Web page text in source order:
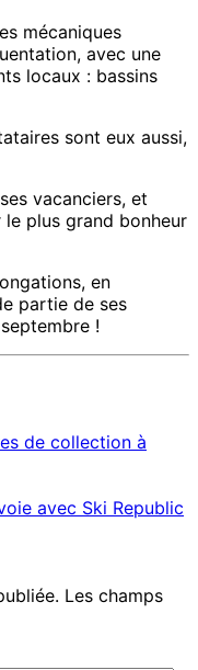
mécaniques
avec une
locaux : bassins
sont eux aussi,
vacanciers, et
plus grand bonheur
en
partie de ses
!
de collection à
avec Ski Republic
Les champs